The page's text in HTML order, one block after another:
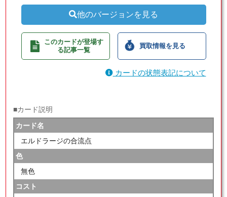
他のバージョンを見る
このカードが登場す
る記事一覧
買取情報を見る
カードの状態表記について
■カード説明
カード名
エルドラージの合流点
色
無色
コスト